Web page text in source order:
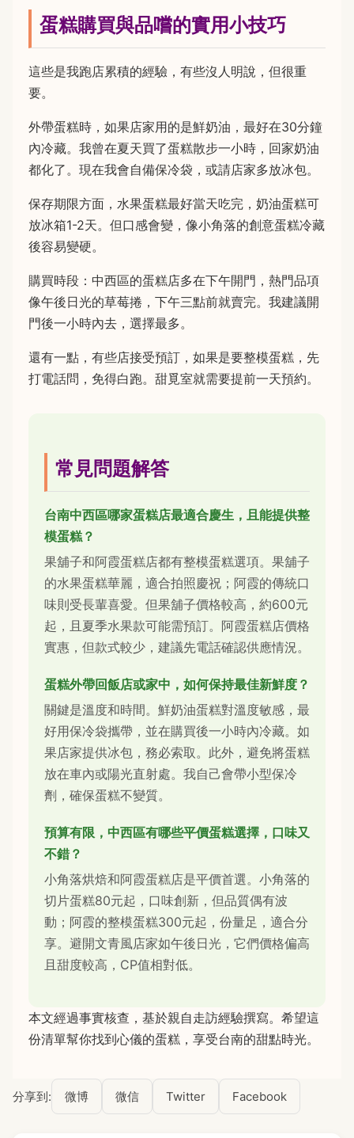
蛋糕購買與品嚐的實用小技巧
這些是我跑店累積的經驗，有些沒人明說，但很重
要。
外帶蛋糕時，如果店家用的是鮮奶油，最好在30分鐘
內冷藏。我曾在夏天買了蛋糕散步一小時，回家奶油
都化了。現在我會自備保冷袋，或請店家多放冰包。
保存期限方面，水果蛋糕最好當天吃完，奶油蛋糕可
放冰箱1-2天。但口感會變，像小角落的創意蛋糕冷藏
後容易變硬。
購買時段：中西區的蛋糕店多在下午開門，熱門品項
像午後日光的草莓捲，下午三點前就賣完。我建議開
門後一小時內去，選擇最多。
還有一點，有些店接受預訂，如果是要整模蛋糕，先
打電話問，免得白跑。甜覓室就需要提前一天預約。
常見問題解答
台南中西區哪家蛋糕店最適合慶生，且能提供整
模蛋糕？
果舖子和阿霞蛋糕店都有整模蛋糕選項。果舖子
的水果蛋糕華麗，適合拍照慶祝；阿霞的傳統口
味則受長輩喜愛。但果舖子價格較高，約600元
起，且夏季水果款可能需預訂。阿霞蛋糕店價格
實惠，但款式較少，建議先電話確認供應情況。
蛋糕外帶回飯店或家中，如何保持最佳新鮮度？
關鍵是溫度和時間。鮮奶油蛋糕對溫度敏感，最
好用保冷袋攜帶，並在購買後一小時內冷藏。如
果店家提供冰包，務必索取。此外，避免將蛋糕
放在車內或陽光直射處。我自己會帶小型保冷
劑，確保蛋糕不變質。
預算有限，中西區有哪些平價蛋糕選擇，口味又
不錯？
小角落烘焙和阿霞蛋糕店是平價首選。小角落的
切片蛋糕80元起，口味創新，但品質偶有波
動；阿霞的整模蛋糕300元起，份量足，適合分
享。避開文青風店家如午後日光，它們價格偏高
且甜度較高，CP值相對低。
本文經過事實核查，基於親自走訪經驗撰寫。希望這
份清單幫你找到心儀的蛋糕，享受台南的甜點時光。
分享到: 微博 微信 Twitter Facebook